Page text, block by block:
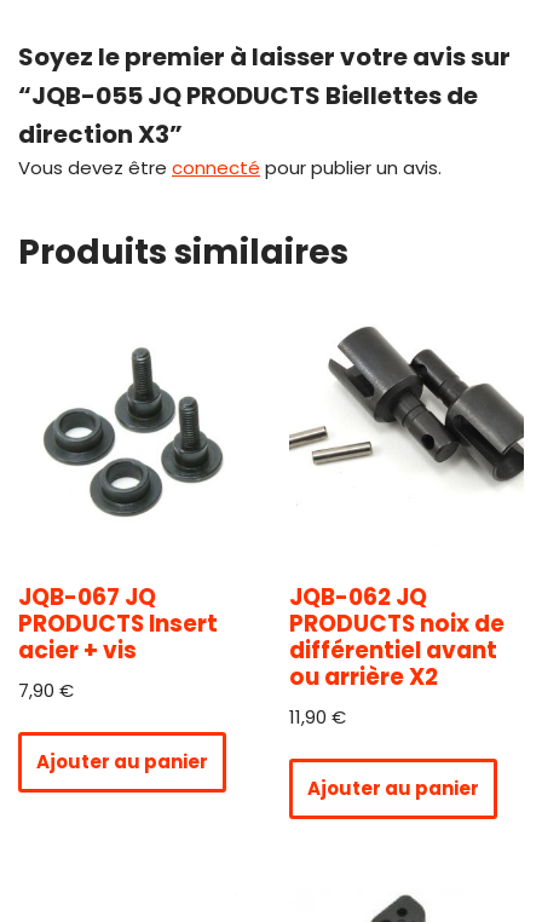
Soyez le premier à laisser votre avis sur
“JQB-055 JQ PRODUCTS Biellettes de
direction X3”
Vous devez être connecté pour publier un avis.
Produits similaires
JQB-067 JQ
PRODUCTS Insert
acier + vis
7,90 €
Ajouter au panier
JQB-062 JQ
PRODUCTS noix de
différentiel avant
ou arrière X2
11,90 €
Ajouter au panier